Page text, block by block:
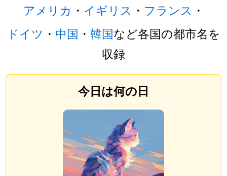
アメリカ ・ イギリス ・ フランス ・
ドイツ ・ 中国 ・ 韓国など各国の都市名を
収録
今日は何の日